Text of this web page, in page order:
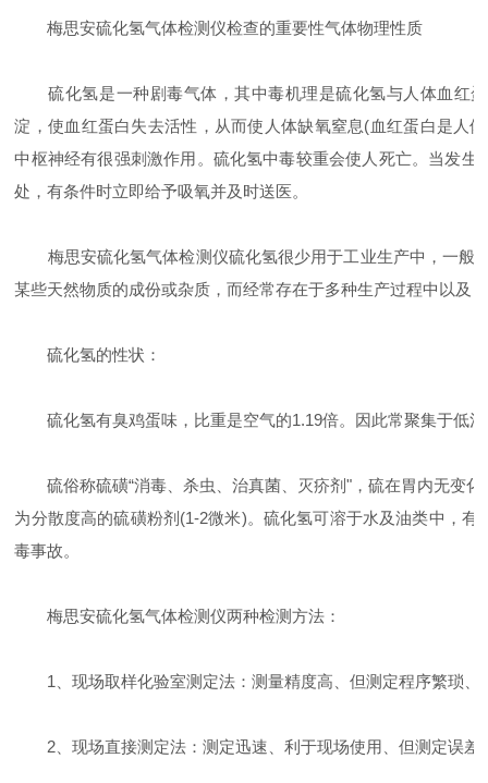
梅思安硫化氢气体检测仪检查的重要性气体物理性质
硫化氢是一种剧毒气体，其中毒机理是硫化氢与人体血红
淀，使血红蛋白失去活性，从而使人体缺氧窒息(血红蛋白是人
中枢神经有很强刺激作用。硫化氢中毒较重会使人死亡。当发
处，有条件时立即给予吸氧并及时送医。
梅思安硫化氢气体检测仪硫化氢很少用于工业生产中，一般
某些天然物质的成份或杂质，而经常存在于多种生产过程中以及
硫化氢的性状：
硫化氢有臭鸡蛋味，比重是空气的1.19倍。因此常聚集于低洼
硫俗称硫磺“消毒、杀虫、治真菌、灭疥剂"，硫在胃内无变化
为分散度高的硫磺粉剂(1-2微米)。硫化氢可溶于水及油类中，
毒事故。
梅思安硫化氢气体检测仪两种检测方法：
1、现场取样化验室测定法：测量精度高、但测定程序繁琐、
2、现场直接测定法：测定迅速、利于现场使用、但测定误差